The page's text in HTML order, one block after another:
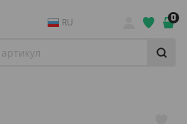
RU 0